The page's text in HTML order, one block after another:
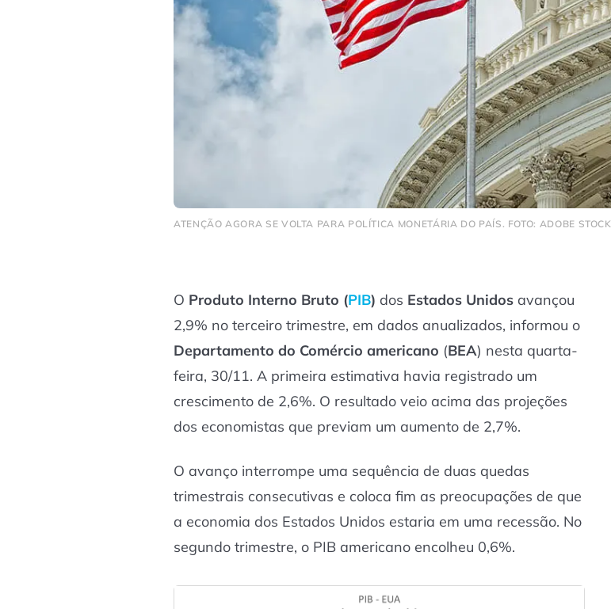
ATENÇÃO AGORA SE VOLTA PARA POLÍTICA MONETÁRIA DO PAÍS. FOTO: ADOBE STOCK
O Produto Interno Bruto (PIB) dos Estados Unidos avançou
2,9% no terceiro trimestre, em dados anualizados, informou o
Departamento do Comércio americano (BEA) nesta quarta-
feira, 30/11. A primeira estimativa havia registrado um
crescimento de 2,6%. O resultado veio acima das projeções
dos economistas que previam um aumento de 2,7%.
O avanço interrompe uma sequência de duas quedas
trimestrais consecutivas e coloca fim as preocupações de que
a economia dos Estados Unidos estaria em uma recessão. No
segundo trimestre, o PIB americano encolheu 0,6%.